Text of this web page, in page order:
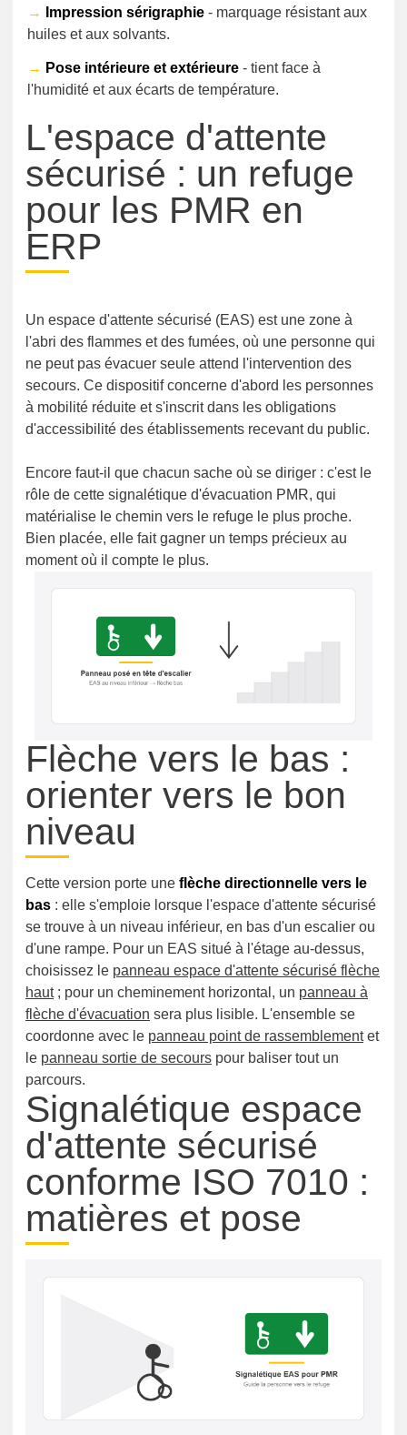
→ Impression sérigraphie - marquage résistant aux
huiles et aux solvants.
→ Pose intérieure et extérieure - tient face à
l'humidité et aux écarts de température.
L'espace d'attente
sécurisé : un refuge
pour les PMR en
ERP
Un espace d'attente sécurisé (EAS) est une zone à
l'abri des flammes et des fumées, où une personne qui
ne peut pas évacuer seule attend l'intervention des
secours. Ce dispositif concerne d'abord les personnes
à mobilité réduite et s'inscrit dans les obligations
d'accessibilité des établissements recevant du public.
Encore faut-il que chacun sache où se diriger : c'est le
rôle de cette signalétique d'évacuation PMR, qui
matérialise le chemin vers le refuge le plus proche.
Bien placée, elle fait gagner un temps précieux au
moment où il compte le plus.
Flèche vers le bas :
orienter vers le bon
niveau
Cette version porte une flèche directionnelle vers le
bas : elle s'emploie lorsque l'espace d'attente sécurisé
se trouve à un niveau inférieur, en bas d'un escalier ou
d'une rampe. Pour un EAS situé à l'étage au-dessus,
choisissez le panneau espace d'attente sécurisé flèche
haut; pour un cheminement horizontal, un panneau à
flèche d'évacuation sera plus lisible. L'ensemble se
coordonne avec le panneau point de rassemblementet
le panneau sortie de secours pour baliser tout un
parcours.
Signalétique espace
d'attente sécurisé
conforme ISO 7010 :
matières et pose